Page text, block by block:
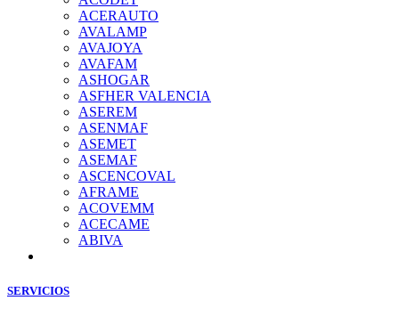
ACERAUTO
AVALAMP
AVAJOYA
AVAFAM
ASHOGAR
ASFHER VALENCIA
ASEREM
ASENMAF
ASEMET
ASEMAF
ASCENCOVAL
AFRAME
ACOVEMM
ACECAME
ABIVA
SERVICIOS